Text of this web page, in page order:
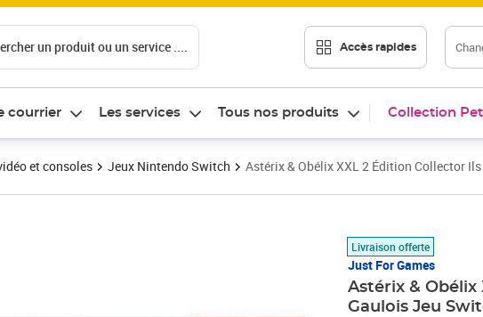
un produit ou un service .... Accès rapides
courrier Les services Tous nos produits Collection
et consoles Jeux Nintendo Switch Astérix & Obélix XXL 2 Édition Collector
Livraison offerte
Just For Games
Astérix & Obélix
Gaulois Jeu
Prix barré 60,00 €
Prix 56,79€